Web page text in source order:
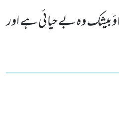
وہ بے حیائی ہے اور